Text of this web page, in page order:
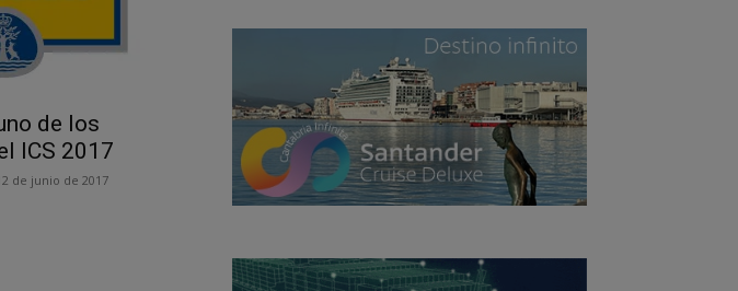
de los
ICS 2017
de junio de 2017